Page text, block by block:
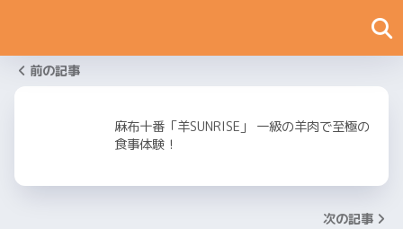
前の記事
麻布十番「羊SUNRISE」 一級の羊肉で至極の
食事体験！
次の記事